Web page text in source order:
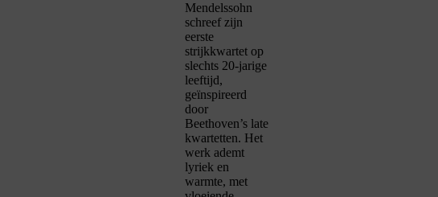
Mendelssohn
schreef zijn
eerste
strijkkwartet op
slechts 20-jarige
leeftijd,
geïnspireerd
door
Beethoven’s late
kwartetten. Het
werk ademt
lyriek en
warmte, met